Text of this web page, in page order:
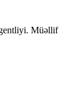
Müəllif